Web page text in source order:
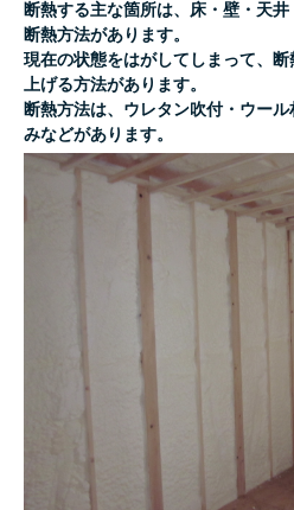
断熱する主な箇所は、床・壁・天
断熱方法があります。
現在の状態をはがしてしまって、
上げる方法があります。
断熱方法は、ウレタン吹付・ウー
みなどがあります。